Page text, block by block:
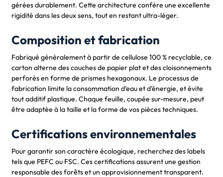
gérées durablement. Cette architecture confère une excellente
rigidité dans les deux sens, tout en restant ultra-léger.
Composition et fabrication
Fabriqué généralement à partir de cellulose 100 % recyclable, ce
carton alterne des couches de papier plat et des cloisonnements
perforés en forme de prismes hexagonaux. Le processus de
fabrication limite la consommation d’eau et d’énergie, et évite
tout additif plastique. Chaque feuille, coupée sur-mesure, peut
être adaptée à la taille et la forme de vos pièces techniques.
Certifications environnementales
Pour garantir son caractère écologique, recherchez des labels
tels que PEFC ou FSC. Ces certifications assurent une gestion
responsable des forêts et un approvisionnement transparent.